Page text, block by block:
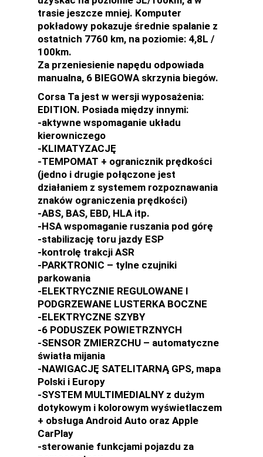
trasie jeszcze mniej. Komputer
pokładowy pokazuje średnie spalanie z
ostatnich 7760 km, na poziomie: 4,8L /
100km.
Za przeniesienie napędu odpowiada
manualna, 6 BIEGOWA skrzynia biegów.
Corsa Ta jest w wersji wyposażenia:
EDITION. Posiada między innymi:
-aktywne wspomaganie układu
kierowniczego
-KLIMATYZACJĘ
-TEMPOMAT + ogranicznik prędkości
(jedno i drugie połączone jest
działaniem z systemem rozpoznawania
znaków ograniczenia prędkości)
-ABS, BAS, EBD, HLA itp.
-HSA wspomaganie ruszania pod górę
-stabilizację toru jazdy ESP
-kontrolę trakcji ASR
-PARKTRONIC – tylne czujniki
parkowania
-ELEKTRYCZNIE REGULOWANE I
PODGRZEWANE LUSTERKA BOCZNE
-ELEKTRYCZNE SZYBY
-6 PODUSZEK POWIETRZNYCH
-SENSOR ZMIERZCHU – automatyczne
światła mijania
-NAWIGACJĘ SATELITARNĄ GPS, mapa
Polski i Europy
-SYSTEM MULTIMEDIALNY z dużym
dotykowym i kolorowym wyświetlaczem
+ obsługa Android Auto oraz Apple
CarPlay
-sterowanie funkcjami pojazdu za